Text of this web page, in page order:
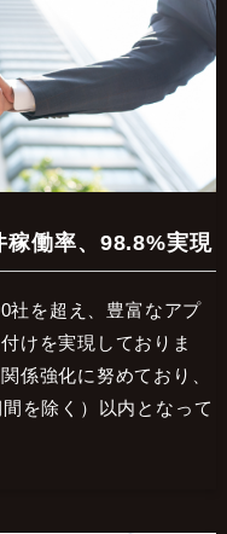
稼働率、98.8%実現
社を超え、豊富なアプ
けを実現しておりま
係強化に努めており、
を除く）以内となって